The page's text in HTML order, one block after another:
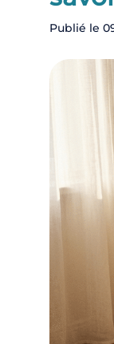
Publié le